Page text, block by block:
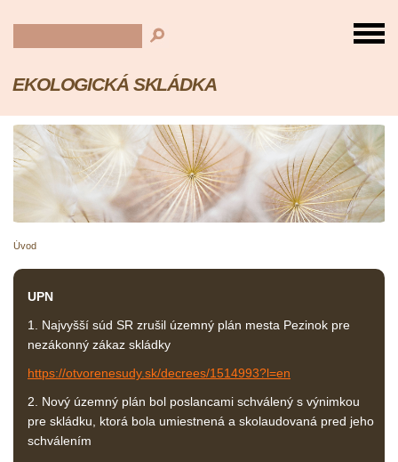
EKOLOGICKÁ SKLÁDKA
Úvod
UPN
1. Najvyšší súd SR zrušil územný plán mesta Pezinok pre
nezákonný zákaz skládky
https://otvorenesudy.sk/decrees/1514993?l=en
2. Nový územný plán bol poslancami schválený s výnimkou
pre skládku, ktorá bola umiestnená a skolaudovaná pred jeho
schválením